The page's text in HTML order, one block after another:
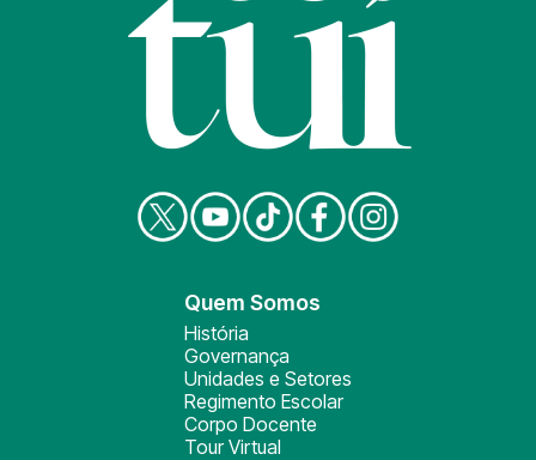
Quem Somos
História
Governança
Unidades e Setores
Regimento Escolar
Corpo Docente
Tour Virtual